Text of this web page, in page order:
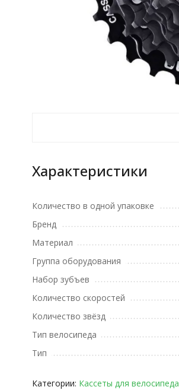
Характеристики
Количество в одной упаковке
Бренд
Материал
Группа оборудования
Набор зубъев
Количество скоростей
Количество звёзд
Тип велосипеда
Тип
Категории: Кассеты для велосипеда